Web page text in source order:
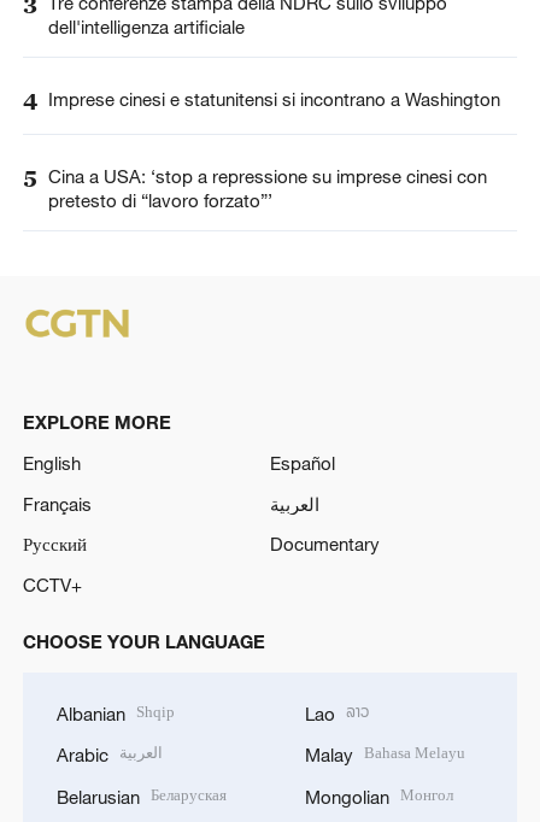
dell'intelligenza artificiale
4 Imprese cinesi e statunitensi si incontrano a Washington
5 Cina a USA: ‘stop a repressione su imprese cinesi con
pretesto di “lavoro forzato”’
EXPLORE MORE
English
Español
Français
العربية
Русский
Documentary
CCTV+
CHOOSE YOUR LANGUAGE
Albanian Shqip
Arabic العربية
Belarusian Беларуская
Lao ລາວ
Malay Bahasa Melayu
Mongolian Монгол